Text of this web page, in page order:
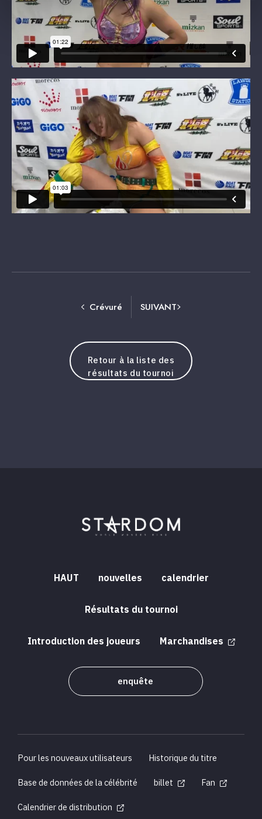
Crévuré SUIVANT
Retour à la liste des
résultats du tournoi
HAUT nouvelles calendrier
Résultats du tournoi
Introduction des joueurs Marchandises
enquête
Pour les nouveaux utilisateurs
Historique du titre
Base de données de la célébrité
billet
Fan
Calendrier de distribution